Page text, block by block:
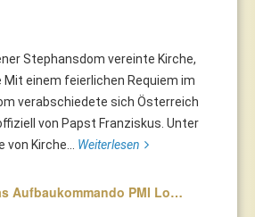
Stephansdom vereinte Kirche,
Mit einem feierlichen Requiem im
verabschiedete sich Österreich
von Papst Franziskus. Unter
Kirche... Weiterlesen
Aufbaukommando PMI Lo…